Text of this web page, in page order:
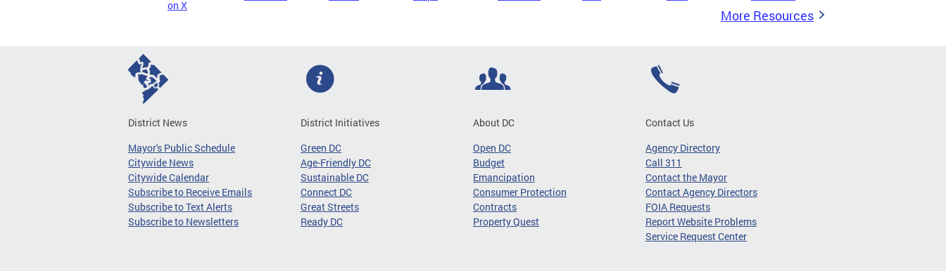
on X
More Resources
District News
Mayor's Public Schedule
Citywide News
Citywide Calendar
Subscribe to Receive Emails
Subscribe to Text Alerts
Subscribe to Newsletters
District Initiatives
Green DC
Age-Friendly DC
Sustainable DC
Connect DC
Great Streets
Ready DC
About DC
Open DC
Budget
Emancipation
Consumer Protection
Contracts
Property Quest
Contact Us
Agency Directory
Call 311
Contact the Mayor
Contact Agency Directors
FOIA Requests
Report Website Problems
Service Request Center